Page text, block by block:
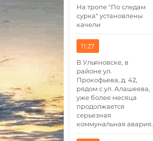
На тропе "По следам
сурка" установлены
качели
11:27
В Ульяновске, в
районе ул.
Прокофьева, д. 42,
рядом с ул. Алашеева,
уже более месяца
продолжается
серьезная
коммунальная авария.